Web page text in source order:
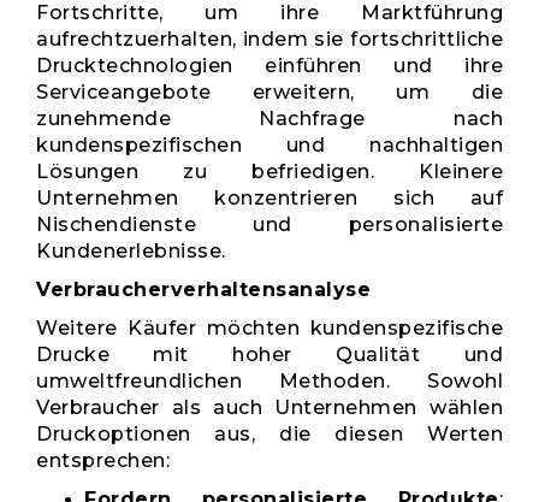
Fortschritte, um ihre Marktführung
aufrechtzuerhalten, indem sie fortschrittliche
Drucktechnologien einführen und ihre
Serviceangebote erweitern, um die
zunehmende Nachfrage nach
kundenspezifischen und nachhaltigen
Lösungen zu befriedigen. Kleinere
Unternehmen konzentrieren sich auf
Nischendienste und personalisierte
Kundenerlebnisse.
Verbraucherverhaltensanalyse
Weitere Käufer möchten kundenspezifische
Drucke mit hoher Qualität und
umweltfreundlichen Methoden. Sowohl
Verbraucher als auch Unternehmen wählen
Druckoptionen aus, die diesen Werten
entsprechen: